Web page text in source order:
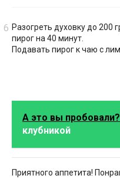
Разогреть духовку до 200
пирог на 40 минут.
Подавать пирог к чаю с
А это вы пробовали?
клубникой
Приятного аппетита!